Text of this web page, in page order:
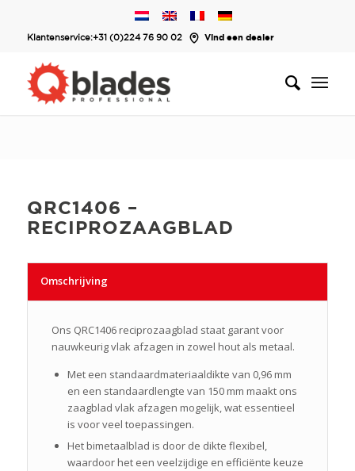
Klantenservice:+31 (0)224 76 90 02 Vind een dealer
QRC1406 –
RECIPROZAAGBLAD
Omschrijving
Ons QRC1406 reciprozaagblad staat garant voor
nauwkeurig vlak afzagen in zowel hout als metaal.
Met een standaardmateriaaldikte van 0,96 mm
en een standaardlengte van 150 mm maakt ons
zaagblad vlak afzagen mogelijk, wat essentieel
is voor veel toepassingen.
Het bimetaalblad is door de dikte flexibel,
waardoor het een veelzijdige en efficiënte keuze